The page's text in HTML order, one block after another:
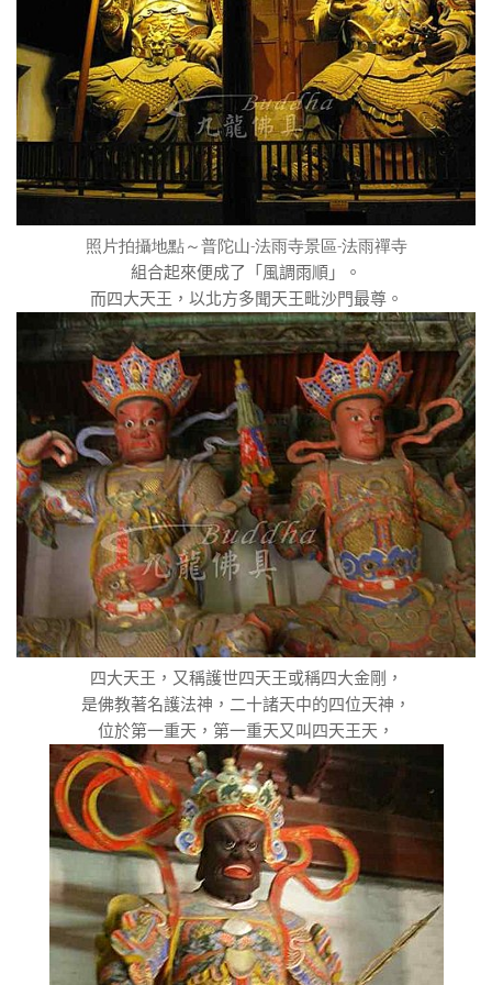
照片拍攝地點～普陀山-法雨寺景區-法雨禪寺
組合起來便成了「風調雨順」。
而四大天王，以北方多聞天王毗沙門最尊。
四大天王，又稱護世四天王或稱四大金剛，
是佛教著名護法神，二十諸天中的四位天神，
位於第一重天，第一重天又叫四天王天，